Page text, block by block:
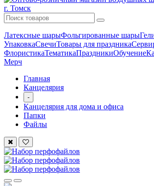
Латексные шарыФольгированные шары
УпаковкаСвечиТовары для праздника
ФлористикаТематикаПраздникиОбучение
Мерч
Главная
Канцелярия
-
Канцелярия для дома и офиса
Папки
Файлы